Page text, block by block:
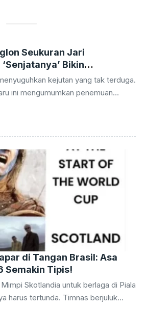
Seukuran Jari
Bikin
kejutan yang tak terduga.
ini mengumumkan penemuan
perkiraan kita tentang dunia
reproduksi jantan bunglon terkecil
luar biasa besar jika
tubuh mungilnya. Penemuan yang
ini bukan sekadar penambah
membuka jendela baru ...
di Tangan Brasil: Asa
Semakin Tipis!
Skotlandia untuk berlaga di Piala
harus tertunda. Timnas berjuluk